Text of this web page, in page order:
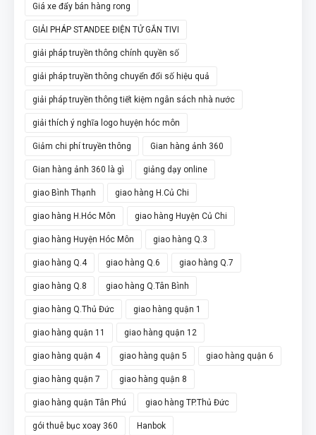
Giá xe đẩy bán hàng rong
GIẢI PHÁP STANDEE ĐIỆN TỬ GẮN TIVI
giải pháp truyền thông chính quyền số
giải pháp truyền thông chuyển đổi số hiệu quả
giải pháp truyền thông tiết kiệm ngân sách nhà nước
giải thích ý nghĩa logo huyện hóc môn
Giảm chi phí truyền thông Gian hàng ảnh 360
Gian hàng ảnh 360 là gì giảng dạy online
giao Bình Thạnh giao hàng H.Củ Chi
giao hàng H.Hóc Môn giao hàng Huyện Củ Chi
giao hàng Huyện Hóc Môn giao hàng Q.3
giao hàng Q.4 giao hàng Q.6 giao hàng Q.7
giao hàng Q.8 giao hàng Q.Tân Bình
giao hàng Q.Thủ Đức giao hàng quận 1
giao hàng quận 11 giao hàng quận 12
giao hàng quận 4 giao hàng quận 5 giao hàng quận 6
giao hàng quận 7 giao hàng quận 8
giao hàng quận Tân Phú giao hàng TP.Thủ Đức
gói thuê bục xoay 360 Hanbok